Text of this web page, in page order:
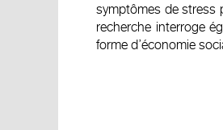
symptômes de stress
recherche interroge
forme d’économie